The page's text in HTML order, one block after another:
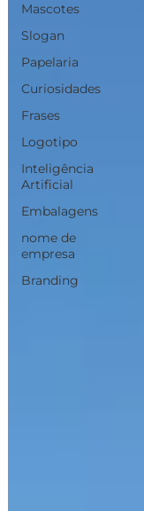
Mascotes
Slogan
Papelaria
Curiosidades
Frases
Logotipo
Inteligência
Artificial
Embalagens
nome de
empresa
Branding